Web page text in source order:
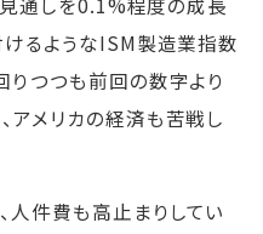
けるようなISM製造業指数
つつも前回の数字より
アメリカの経済も苦戦し
人件費も高止まりしてい